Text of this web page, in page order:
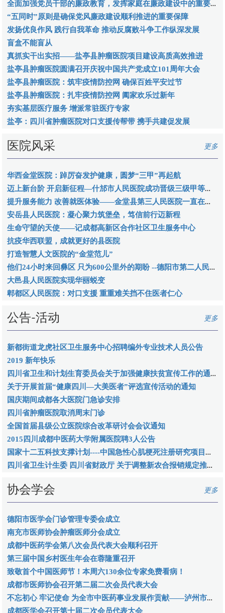
全面加强党员干部的廉政教育，发挥家庭在廉政建设中的重要作用
“五同时”原则是确保党风廉政建设顺利推进的重要保障
发扬优良作风 践行自我革命 推动反腐败斗争工作纵深发展
盲盒不能盲从
真抓实干出实招——盐亭县肿瘤医院项目建设高质高效推进
盐亭县肿瘤医院圆满召开庆祝中国共产党成立101周年大会
盐亭县肿瘤医院：筑牢疫情防控网 确保百姓平安过节
盐亭县肿瘤医院：扎牢疫情防控网 阖家欢乐过新年
夯实基层医疗服务 增派常驻医疗专家
盐亭：四川省肿瘤医院对口支援传帮带 携手共建促发展
医院风采 更多
华西金堂医院：踔厉奋发护健康，圆梦“三甲”再起航
迈上新台阶 开启新征程—什邡市人民医院成功晋级三级甲等综合医院
提升服务能力 改善就医体验——金堂县第三人民医院一直在努力
安岳县人民医院：凝心聚力筑堡垒，笃信前行迈新程
生命守望的天使——记成都高新区合作社区卫生服务中心
抗疫华西联盟，成就更好的县医院
打造智慧人文医院的“金堂范儿”
他们24小时来回彝区 只为600公里外的期盼 --德阳市第二人民医院赶赴甘洛县紧急救援纪实
大邑县人民医院实现华丽蜕变
郫都区人民医院：对口支援 重重难关挡不住医者仁心
公告-活动 更多
新都街道龙虎社区卫生服务中心招聘编外专业技术人员公告
2019 新年快乐
四川省卫生和计划生育委员会关于加强健康扶贫宣传工作的通知
关于开展首届“健康四川—大美医者”评选宣传活动的通知
国庆期间成都各大医院门急诊安排
四川省肿瘤医院取消周末门诊
全国首届县级公立医院综合改革研讨会会议通知
2015四川成都中医药大学附属医院聘3人公告
国家十二五科技支撑计划----中国急性心肌梗死注册研究项目中期总结大会
四川省卫生计生委 四川省财政厅 关于调整新农合报销规定推进分级诊疗工作的通知
协会学会 更多
德阳市医学会门诊管理专委会成立
南充市医师协会肿瘤医师分会成立
成都中医药学会第八次会员代表大会顺利召开
第三届中国乡村医生年会在蓉隆重召开
致敬首个中国医师节！本周六130余位专家免费看病！
成都市医师协会召开第二届二次会员代表大会
不忘初心 牢记使命 为全市中医药事业发展作贡献——泸州市中医中药学会召开第一届第二次全体理事会
成都医学会召开第十届二次会员代表大会